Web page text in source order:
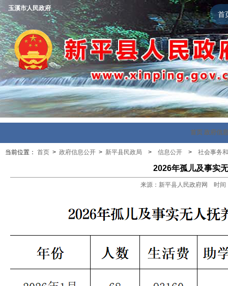
首
玉溪市人民政府
首页 政府信
当前位置： 首页 > 政府信息公开 > 新平县民政局 > 信息公开 > 社会事务
2026年孤儿及事实
来源：新平县人民政府网 时